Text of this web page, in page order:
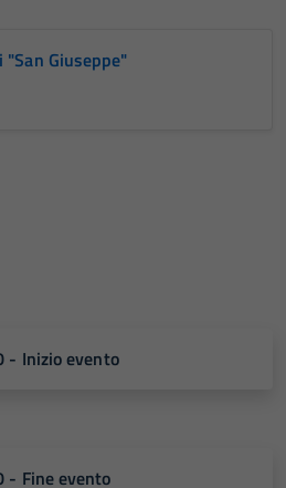
Giuseppe"
- Inizio evento
- Fine evento